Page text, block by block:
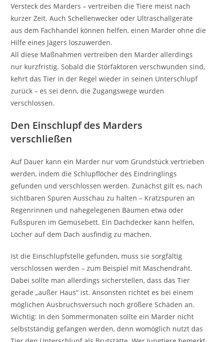
Versteck des Marders – vertreiben die Tiere meist nach
kurzer Zeit. Auch Schellenwecker oder Ultraschallgeräte
aus dem Fachhandel können helfen, einen Marder ohne die
Hilfe eines Jägers loszuwerden.
All diese Maßnahmen vertreiben den Marder allerdings
nur kurzfristig. Sobald die Störfaktoren verschwunden sind,
kehrt das Tier in der Regel wieder in seinen Unterschlupf
zurück – es sei denn, die Zugangswege wurden
verschlossen.
Den Einschlupf des Marders
verschließen
Auf Dauer kann ein Marder nur vom Grundstück vertrieben
werden, indem die Schlupflöcher des Eindringlings
gefunden und verschlossen werden. Zunächst gilt es, nach
sichtbaren Spuren Ausschau zu halten – Kratzspuren an
Regenrinnen und nahegelegenen Bäumen etwa oder
Fußspuren im Gemüsebett. Ein Dachdecker kann helfen,
Löcher auf dem Dach ausfindig zu machen.
Ist die Einschlupfstelle gefunden, muss sie sorgfältig
verschlossen werden – zum Beispiel mit Maschendraht.
Dabei sollte man allerdings sicherstellen, dass das Tier
gerade „außer Haus“ ist. Ansonsten richtet es bei einem
möglichen Ausbruchsversuch noch größere Schäden an.
Wichtig: In den Sommermonaten sollte ein Marder nicht
selbstständig gefangen werden, denn womöglich nutzt das